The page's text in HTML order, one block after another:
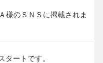
のＳＮＳに掲載されま
ートです。